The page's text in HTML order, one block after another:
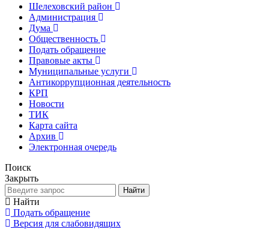
Шелеховский район
Администрация
Дума
Общественность
Подать обращение
Правовые акты
Муниципальные услуги
Антикоррупционная деятельность
КРП
Новости
ТИК
Карта сайта
Архив
Электронная очередь
Поиск
Закрыть
Найти
Найти
Подать обращение
Версия для слабовидящих